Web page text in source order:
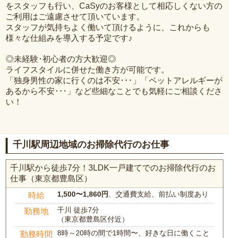
をスタッフも行い、CaSyのお客様として相応しくない方の
ご利用はご遠慮させて頂いています。
スタッフが気持ちよく働いて頂けるように、これからも
様々な仕組みを導入する予定です♪
◎未経験･初心者の方大歓迎◎
ライフスタイルに併せた働き方が可能です。
「独身男性の家に行くのは不安･･･」「ペットアレルギーが
あるから不安･･･」など些細なことでも気軽にご相談くださ
い！
千川駅周辺地域のお掃除代行のお仕事
千川駅から徒歩7分！3LDK一戸建てでのお掃除代行のお
仕事（東京都豊島区）
時給 1,500〜1,860円、交通費支給、前払い制度あり
勤務地
千川 徒歩7分
（東京都豊島区付近）
勤務時間 8時～20時の間で1時間〜、好きな日に働くこと